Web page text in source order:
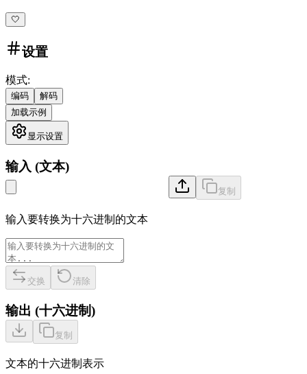
🤍
设置
模式:
编码
解码
加载示例
显示设置
输入 (文本)
复制
输入要转换为十六进制的文本
交换 清除
输出 (十六进制)
复制
文本的十六进制表示